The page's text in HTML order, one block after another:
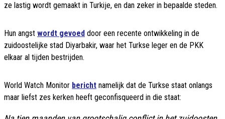
ze lastig wordt gemaakt in Turkije, en dan zeker in bepaalde steden.
Hun angst wordt gevoed door een recente ontwikkeling in de
zuidoostelijke stad Diyarbakir, waar het Turkse leger en de PKK
elkaar al tijden bestrijden.
World Watch Monitor bericht namelijk dat de Turkse staat onlangs
maar liefst zes kerken heeft geconfisqueerd in die staat: